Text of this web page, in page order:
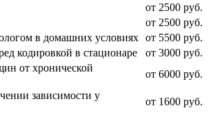
от 2500 руб.
от 2500 руб.
в домашних условиях от 5500 руб.
кодировкой в стационаре
от 3000 руб.
от хронической
от 6000 руб.
зависимости у
от 1600 руб.